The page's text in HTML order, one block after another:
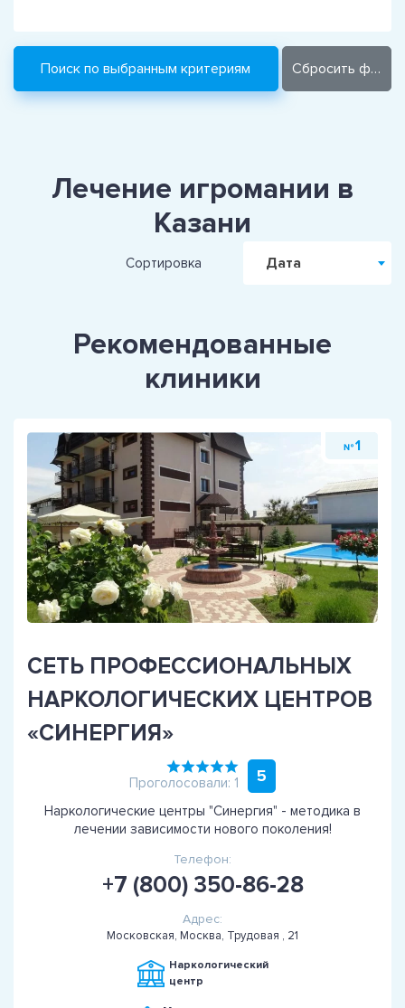
Лечение игромании в
Казани
Сортировка Дата
Рекомендованные
клиники
№ 1
СЕТЬ ПРОФЕССИОНАЛЬНЫХ
НАРКОЛОГИЧЕСКИХ ЦЕНТРОВ
«СИНЕРГИЯ»
Проголосовали: 1 5
Наркологические центры "Синергия" - методика в
лечении зависимости нового поколения!
Телефон:
+7 (800) 350-86-28
Адрес:
Московская, Москва, Трудовая , 21
Наркологический
центр